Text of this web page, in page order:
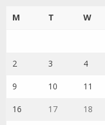
M T W
2 3 4
9 10 11
16 17 18